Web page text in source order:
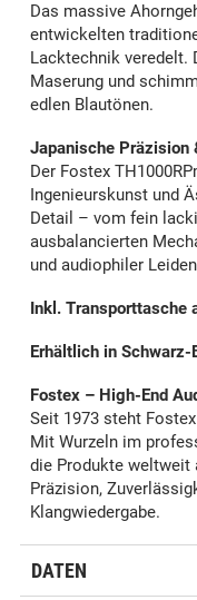
Das massive
entwickelten
Lacktechnik veredelt.
Maserung und
edlen Blautönen.
Japanische Präzision
Der Fostex
Ingenieurskunst und
Detail – vom fein
ausbalancierten
und audiophiler
Inkl. Transporttasche
Erhältlich in Schwarz-
Fostex – High-End
Seit 1973 steht
Mit Wurzeln im
die Produkte weltweit
Präzision,
Klangwiedergabe.
DATEN